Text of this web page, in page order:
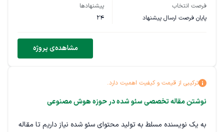
واقعی ایجاد کند.
فرصت انتخاب
پایان فرصت ارسال پیشنهاد
پیشنهادها
24
مشاهده‌ی پروژه
ترکیبی از قیمت و کیفیت اهمیت دارد.
نوشتن مقاله تخصصی سئو شده در حوزه هوش مصنوعی
به یک نویسنده مسلط به تولید محتوای سئو شده نیاز داریم تا مقاله